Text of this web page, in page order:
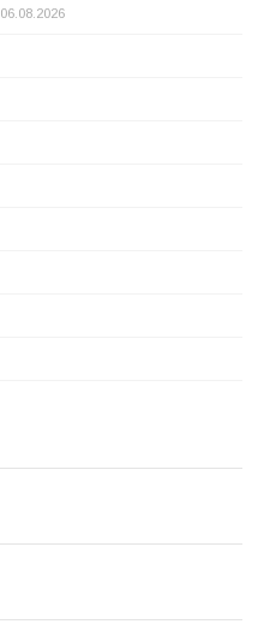
06.08.2026